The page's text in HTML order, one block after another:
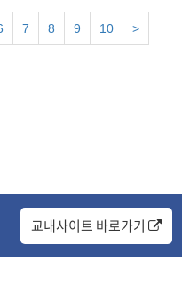
7 8 9 10 >
교내사이트 바로가기